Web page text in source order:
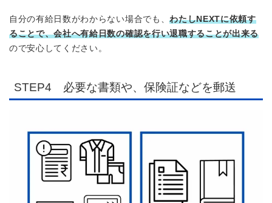
自分の有給日数がわからない場合でも、わたしNEXTに依頼す
ることで、会社へ有給日数の確認を行い退職することが出来る
ので安心してください。
STEP4 必要な書類や、保険証などを郵送